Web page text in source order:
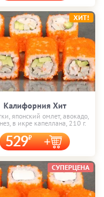
Калифорния Хит
японский омлет, авокадо,
в икре капеллана, 210 г.
529
ХИТ!
СУПЕРЦЕНА